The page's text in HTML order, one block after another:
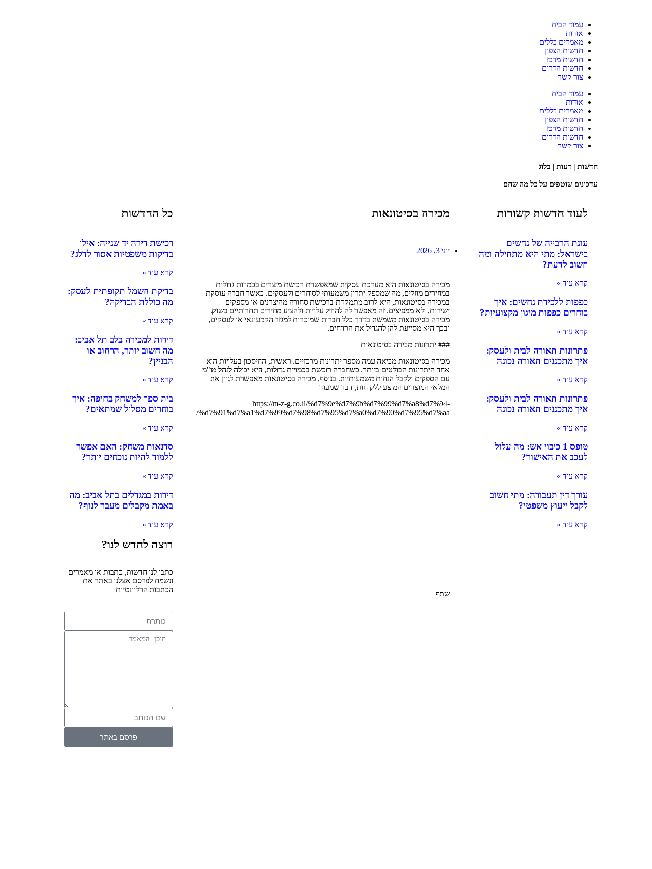
עמוד הבית
אודות
מאמרים כללים
חדשות הצפון
חדשות מרכז
חדשות הדרום
צור קשר
עמוד הבית
אודות
מאמרים כללים
חדשות הצפון
חדשות מרכז
חדשות הדרום
צור קשר
חדשות | דעות | בלוג
עדכונים שוטפים על כל מה שחם
לעוד חדשות קשורות
עונת הרבייה של נחשים
בישראל: מתי היא מתחילה ומה
חשוב לדעת?
קרא עוד »
כפפות ללכידת נחשים: איך
בוחרים כפפות מיגון מקצועיות?
קרא עוד »
פתרונות תאורה לבית ולעסק:
איך מתכננים תאורה נכונה
קרא עוד »
פתרונות תאורה לבית ולעסק:
איך מתכננים תאורה נכונה
קרא עוד »
טופס 1 כיבוי אש: מה עלול
לעכב את האישור?
קרא עוד »
עורך דין תעבורה: מתי חשוב
לקבל ייעוץ משפטי?
קרא עוד »
מכירה בסיטונאות
יוני 3, 2026
מכירה בסיטונאות היא מערכת עסקית שמאפשרת רכישת מוצרים בכמויות גדולות
במחירים מוזלים, מה שמספק יתרון משמעותי לסוחרים ולעסקים. כאשר חברה עוסקת
במכירה בסיטונאות, היא לרוב מתמקדת ברכישת סחורה מהיצרנים או מספקים
ישירות, ולא ממפיצים. זה מאפשר לה להוזיל עלויות ולהציע מחירים תחרותיים בשוק.
מכירה בסיטונאות משמשת בדרך כלל חברות שמוכרות למגזר הקמעונאי או לעסקים,
ובכך היא מסייעת להן להגדיל את הרווחים.
### יתרונות מכירה בסיטונאות
מכירה בסיטונאות מביאה עמה מספר יתרונות מרכזיים. ראשית, החיסכון בעלויות הוא
אחד היתרונות הבולטים ביותר. כשחברה רוכשת בכמויות גדולות, היא יכולה לנהל מו"מ
עם הספקים ולקבל הנחות משמעותיות. בנוסף, מכירה בסיטונאות מאפשרת לגוון את
המלאי המוצרים המוצע ללקוחות, דבר שמעוד
https://m-z-g.co.il/%d7%9e%d7%9b%d7%99%d7%a8%d7%94-
%d7%91%d7%a1%d7%99%d7%98%d7%95%d7%a0%d7%90%d7%95%d7%aa/
שתף
כל החדשות
רכישת דירה יד שנייה: אילו
בדיקות משפטיות אסור לדלג?
קרא עוד »
בדיקת חשמל תקופתית לעסק:
מה כוללת הבדיקה?
קרא עוד »
דירות למכירה בלב תל אביב:
מה חשוב יותר, הרחוב או
הבניין?
קרא עוד »
בית ספר למשחק בחיפה: איך
בוחרים מסלול שמתאים?
קרא עוד »
סדנאות משחק: האם אפשר
ללמוד להיות נוכחים יותר?
קרא עוד »
דירות במגדלים בתל אביב: מה
באמת מקבלים מעבר לנוף?
קרא עוד »
רוצה לחדש לנו?
כתבו לנו חדשות, כתבות או מאמרים
ונשמח לפרסם אצלנו באתר את
הכתבות הרלוונטיות
פרסם באתר